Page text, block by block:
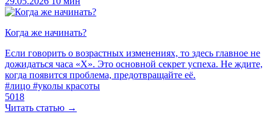
Когда же начинать?
Если говорить о возрастных изменениях, то здесь главное не
дожидаться часа «Х». Это основной секрет успеха. Не ждите,
когда появится проблема, предотвращайте её.
#лицо #уколы красоты
5018
Читать статью →